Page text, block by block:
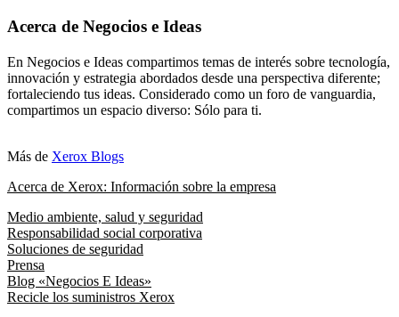
Acerca de Negocios e Ideas
En Negocios e Ideas compartimos temas de interés sobre tecnología,
innovación y estrategia abordados desde una perspectiva diferente;
fortaleciendo tus ideas. Considerado como un foro de vanguardia,
compartimos un espacio diverso: Sólo para ti.
Más de Xerox Blogs
Acerca de Xerox: Información sobre la empresa
Medio ambiente, salud y seguridad
Responsabilidad social corporativa
Soluciones de seguridad
Prensa
Blog «Negocios E Ideas»
Recicle los suministros Xerox